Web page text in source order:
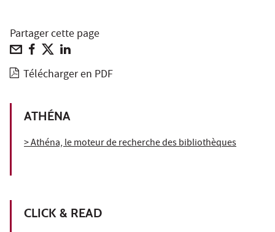
Partager cette page
Télécharger en PDF
ATHÉNA
> Athéna, le moteur de recherche des bibliothèques
CLICK & READ